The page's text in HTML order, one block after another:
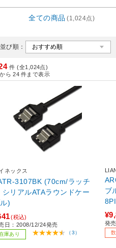
全ての商品 (1,024点)
並び順：
件 (全1,024点)
ら 24 件まで表示
ネックス
3107BK (70cm/ラッチ
シリアルATAラウンドケー
)
(税込)
日：2008/12/24発売
庫あり （3）
ブル
発